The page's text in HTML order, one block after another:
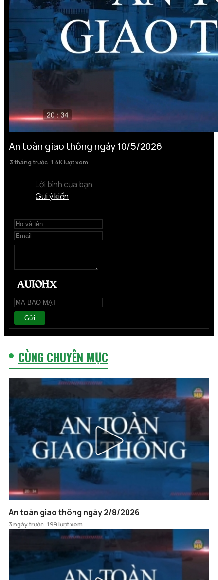
An toàn giao thông ngày 10/5/2026
3 tháng trước 1.4K lượt xem
Lời bình của bạn
Gửi ý kiến
Gửi
CÙNG CHUYÊN MỤC
An toàn giao thông ngày 2/8/2026
3 ngày trước 199 lượt xem